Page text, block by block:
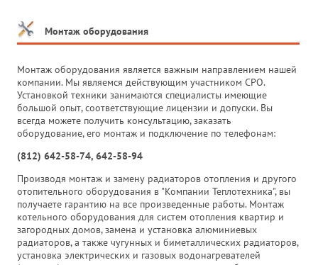
Монтаж оборудования
Монтаж оборудования является важным направлением нашей
компании. Мы являемся действующим участником СРО.
Установкой техники занимаются специалисты имеющие
большой опыт, соответствующие лицензии и допуски. Вы
всегда можете получить консультацию, заказать
оборудование, его монтаж и подключение по телефонам:
(812) 642-58-74, 642-58-94
Производя монтаж и замену радиаторов отопления и другого
отопительного оборудования в "Компании Теплотехника", вы
получаете гарантию на все произведенные работы. Монтаж
котельного оборудования для систем отопления квартир и
загородных домов, замена и установка алюминиевых
радиаторов, а также чугунных и биметаллических радиаторов,
установка электрических и газовых водонагревателей